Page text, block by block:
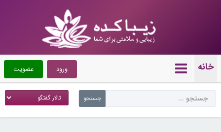
خانه عضویت ورود